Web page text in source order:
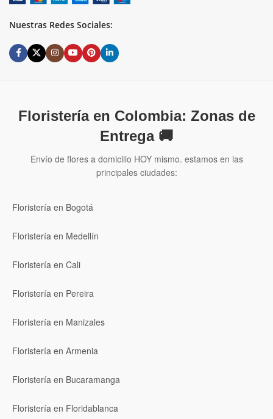
Nuestras Redes Sociales:
Floristería en Colombia: Zonas de
Entrega 🚚
Envío de flores a domicilio HOY mismo. estamos en las
principales ciudades:
Floristería en Bogotá
Floristería en Medellín
Floristería en Cali
Floristería en Pereira
Floristería en Manizales
Floristería en Armenia
Floristería en Bucaramanga
Floristería en Floridablanca